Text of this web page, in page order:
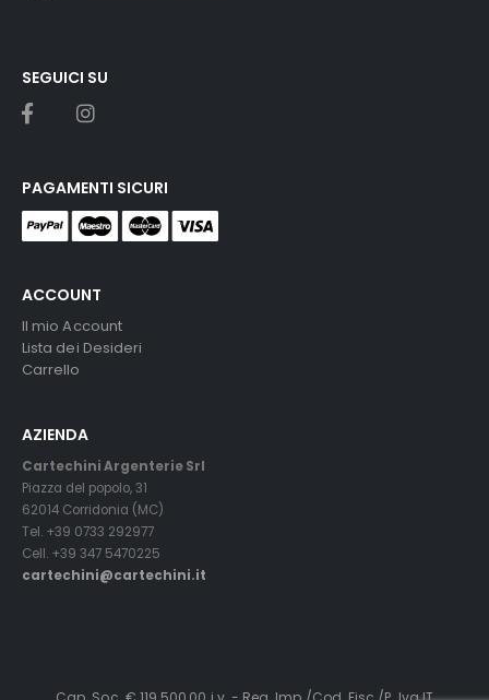
ACCOUNT
Il mio Account
Lista dei Desideri
Carrello
AZIENDA
Cartechini Argenterie Srl
Piazza del popolo, 31
62014 Corridonia (MC)
Tel. +39 0733 292977
Cell. +39 347 5470225
cartechini@cartechini.it
SEGUICI SU
PAGAMENTI SICURI